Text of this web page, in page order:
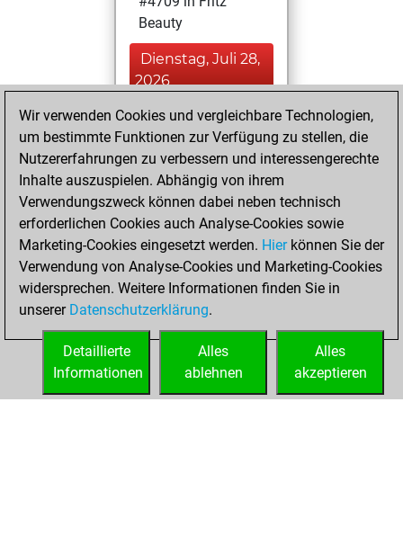
Beauty
Dienstag, Juli 28,
2026
You achieved a
BeautyScore of 67
Fritz
achieved a new Elo
of 1445
Donnerstag, April
23, 2026
You created
your Fritz account
Wir verwenden Cookies und vergleichbare Technologien,
um bestimmte Funktionen zur Verfügung zu stellen, die
Nutzererfahrungen zu verbessern und interessengerechte
Inhalte auszuspielen. Abhängig von ihrem
Verwendungszweck können dabei neben technisch
erforderlichen Cookies auch Analyse-Cookies sowie
Marketing-Cookies eingesetzt werden. Hierkönnen Sie der
Verwendung von Analyse-Cookies und Marketing-Cookies
widersprechen. Weitere Informationen finden Sie in
unserer Datenschutzerklärung.
Alles
akzeptieren
Alles
ablehnen
Detaillierte
Informationen